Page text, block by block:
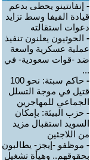
- إنفانتينو يحظى بدعم
قيادة الفيفا وسط تزايد
دعوات استقالته
- الحوثيون يعلنون تنفيذ
عملية عسكرية واسعة
ضد -قوات سعودية- في
...
-
حاكم سبتة: نحو 100
قتيل في موجة التسلل
الجماعي للمهاجرين
- حزب البيئة: بإمكان
السويد استقبال مزيد
من اللاجئين
- موظفو -إيجز- يطالبون
بحقوقهم.. وهيأة تشغيل